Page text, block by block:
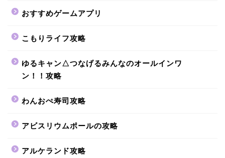
おすすめゲームアプリ
こもりライフ攻略
ゆるキャン△つなげるみんなのオールインワ
ン！！攻略
わんおぺ寿司攻略
アビスリウムポールの攻略
アルケランド攻略